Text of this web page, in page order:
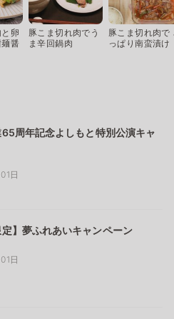
卵
醤
豚こま切れ肉でう
ま辛回鍋肉
豚こま切れ肉で
っぱり南蛮漬け
周年記念よしもと特別公演キャ
日
定】夢ふれあいキャンペーン
日